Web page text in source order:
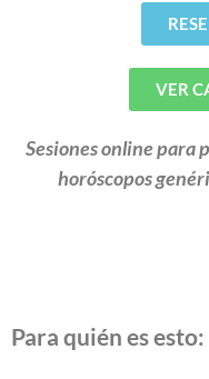
VER
Sesiones online para
horóscopos
Para quién es esto: